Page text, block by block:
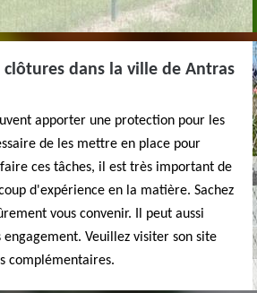
dans la ville de Antras
apporter une protection pour les
de les mettre en place pour
ces tâches, il est très important de
d'expérience en la matière. Sachez
vous convenir. Il peut aussi
Veuillez visiter son site
complémentaires.